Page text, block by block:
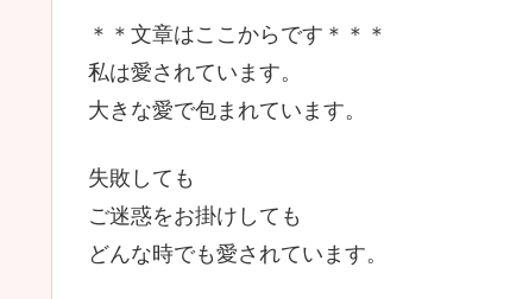
＊＊文章はここからです＊＊＊
私は愛されています。
大きな愛で包まれています。
失敗しても
ご迷惑をお掛けしても
どんな時でも愛されています。